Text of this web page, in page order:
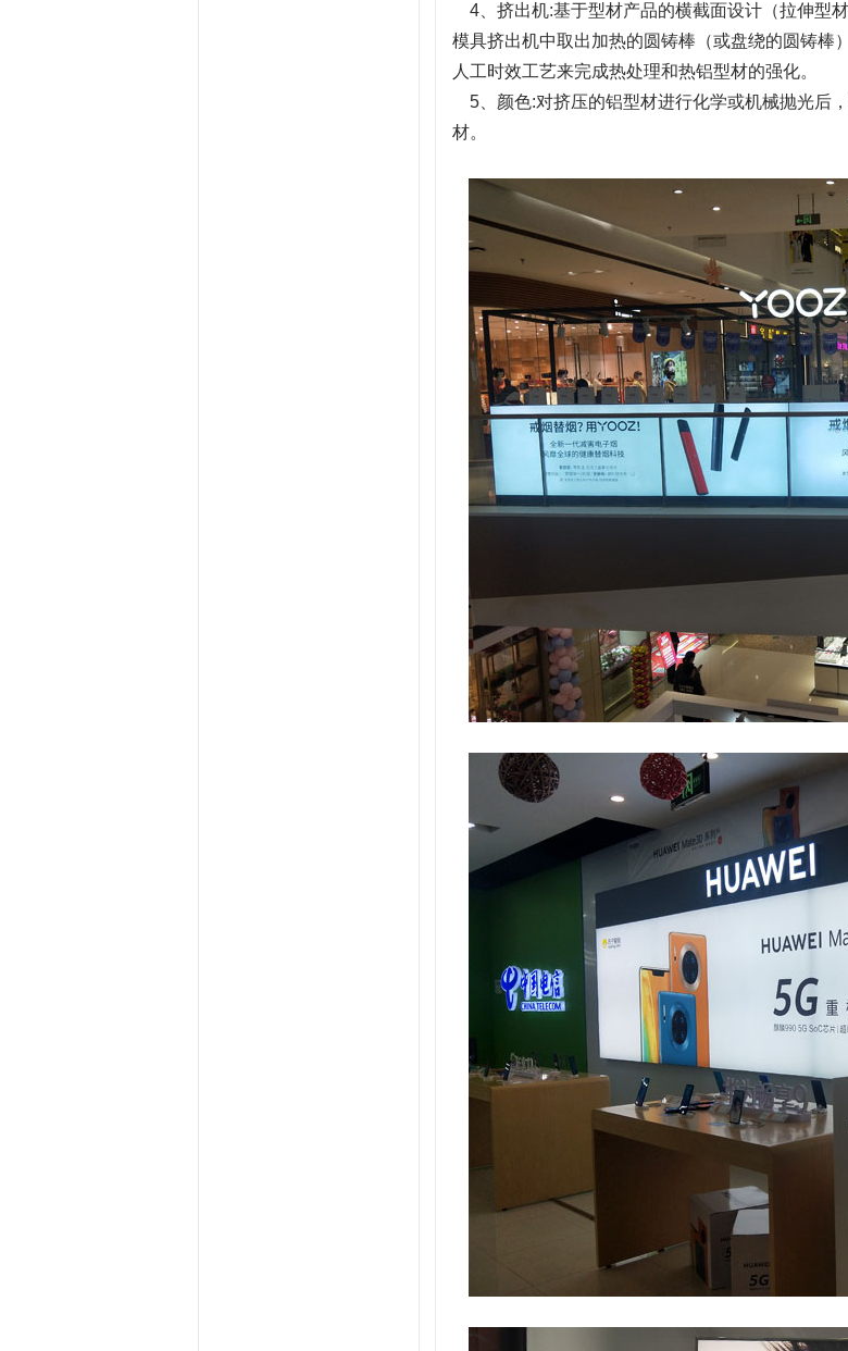
4、挤出机:基于型材产品的横截面设计（拉伸型
模具挤出机中取出加热的圆铸棒（或盘绕的圆铸棒
人工时效工艺来完成热处理和热铝型材的强化。
5、颜色:对挤压的铝型材进行化学或机械抛光后
材。